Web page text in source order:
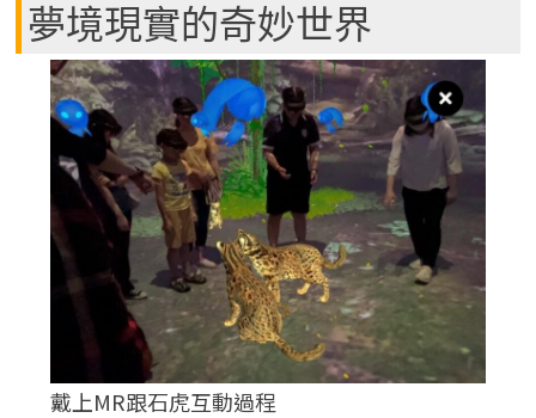
夢境現實的奇妙世界
戴上MR跟石虎互動過程